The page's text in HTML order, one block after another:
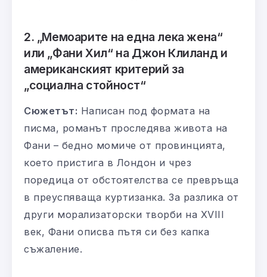
2. „Мемоарите на една лека жена“
или „Фани Хил“ на Джон Клиланд и
американският критерий за
„социална стойност“
Сюжетът: Написан под формата на
писма, романът проследява живота на
Фани – бедно момиче от провинцията,
което пристига в Лондон и чрез
поредица от обстоятелства се превръща
в преуспяваща куртизанка. За разлика от
други морализаторски творби на XVIII
век, Фани описва пътя си без капка
съжаление.